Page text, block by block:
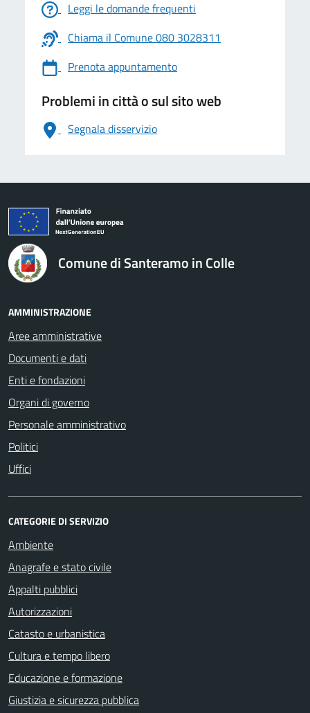
Leggi le domande frequenti
Chiama il Comune 080 3028311
Prenota appuntamento
Problemi in città o sul sito web
Segnala disservizio
logo Unione Europea
Comune di Santeramo in Colle
AMMINISTRAZIONE
Aree amministrative
Documenti e dati
Enti e fondazioni
Organi di governo
Personale amministrativo
Politici
Uffici
CATEGORIE DI SERVIZIO
Ambiente
Anagrafe e stato civile
Appalti pubblici
Autorizzazioni
Catasto e urbanistica
Cultura e tempo libero
Educazione e formazione
Giustizia e sicurezza pubblica